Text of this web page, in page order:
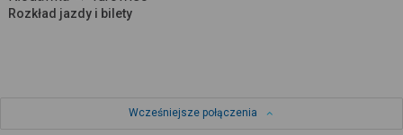
Rozkład jazdy i bilety
Wcześniejsze połączenia